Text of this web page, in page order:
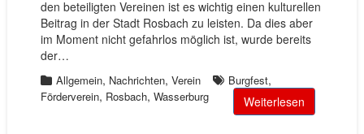
den beteiligten Vereinen ist es wichtig einen kulturellen
Beitrag in der Stadt Rosbach zu leisten. Da dies aber
im Moment nicht gefahrlos möglich ist, wurde bereits
der…
Allgemein, Nachrichten, Verein Burgfest,
Förderverein, Rosbach, Wasserburg Weiterlesen